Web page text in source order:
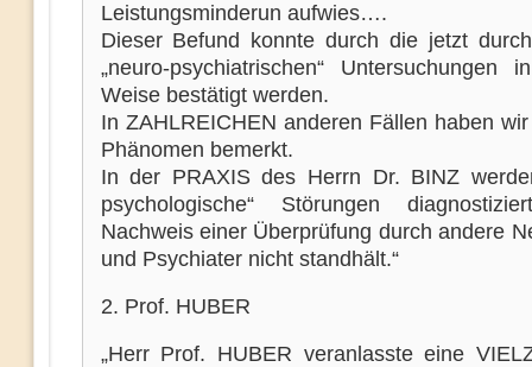
Leistungsminderun aufwies….
Dieser Befund konnte durch die jetzt
„neuro-psychiatrischen“ Untersuchungen
Weise bestätigt werden.
In ZAHLREICHEN anderen Fällen haben
Phänomen bemerkt.
In der PRAXIS des Herrn Dr. BINZ
psychologische“ Störungen
Nachweis einer Überprüfung durch andere
und Psychiater nicht standhält.“
2. Prof. HUBER
„Herr Prof. HUBER veranlasste eine